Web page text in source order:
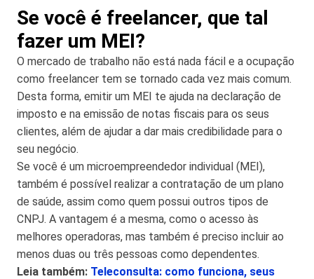
Se você é freelancer, que tal
fazer um MEI?
O mercado de trabalho não está nada fácil e a ocupação
como freelancer tem se tornado cada vez mais comum.
Desta forma, emitir um MEI te ajuda na declaração de
imposto e na emissão de notas fiscais para os seus
clientes, além de ajudar a dar mais credibilidade para o
seu negócio.
Se você é um microempreendedor individual (MEI),
também é possível realizar a contratação de um plano
de saúde, assim como quem possui outros tipos de
CNPJ. A vantagem é a mesma, como o acesso às
melhores operadoras, mas também é preciso incluir ao
menos duas ou três pessoas como dependentes.
Leia também: Teleconsulta: como funciona, seus